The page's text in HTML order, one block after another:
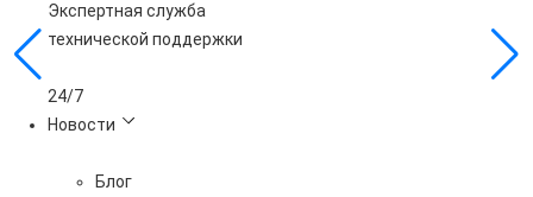
Экспертная служба
технической поддержки
24/7
Новости
Блог